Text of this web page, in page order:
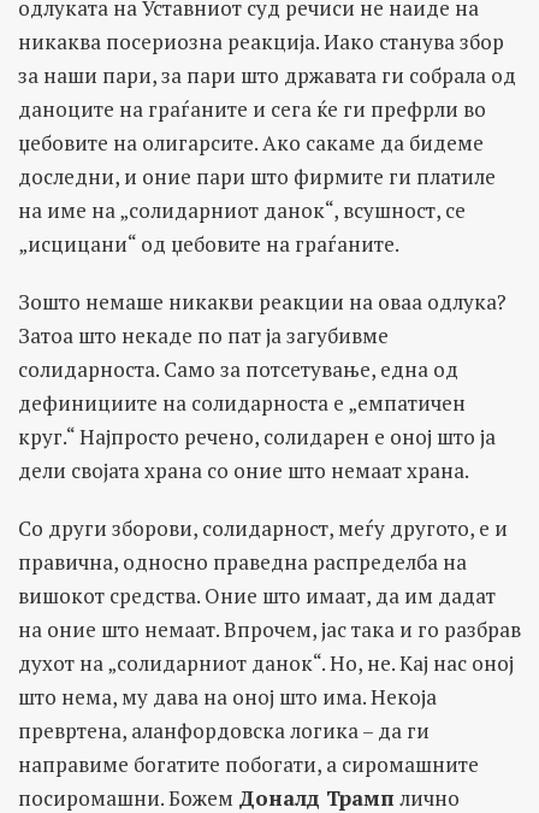
одлуката на Уставниот суд речиси не наиде на
никаква посериозна реакција. Иако станува збор
за наши пари, за пари што државата ги собрала од
даноците на граѓаните и сега ќе ги префрли во
џебовите на олигарсите. Ако сакаме да бидеме
доследни, и оние пари што фирмите ги платиле
на име на „солидарниот данок“, всушност, се
„исцицани“ од џебовите на граѓаните.
Зошто немаше никакви реакции на оваа одлука?
Затоа што некаде по пат ја загубивме
солидарноста. Само за потсетување, една од
дефинициите на солидарноста е „емпатичен
круг.“ Најпросто речено, солидарен е оној што ја
дели својата храна со оние што немаат храна.
Со други зборови, солидарност, меѓу другото, е и
правична, односно праведна распределба на
вишокот средства. Оние што имаат, да им дадат
на оние што немаат. Впрочем, јас така и го разбрав
духот на „солидарниот данок“. Но, не. Кај нас оној
што нема, му дава на оној што има. Некоја
превртена, аланфордовска логика – да ги
направиме богатите побогати, а сиромашните
посиромашни. Божем Доналд Трамп лично